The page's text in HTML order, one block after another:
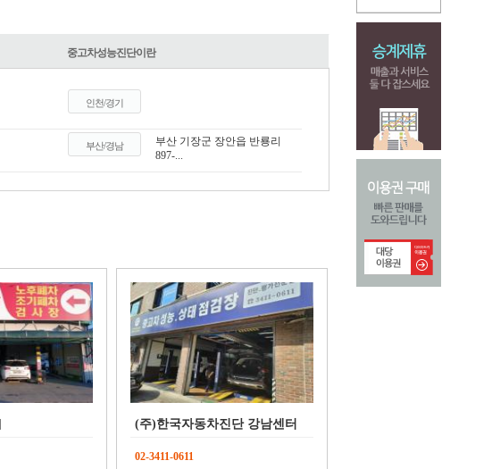
중고차성능진단이란
인천/경기
부산/경남
부산 기장군 장안읍 반룡리
897-...
(주)한국자동차진단 강남센터
02-3411-0611